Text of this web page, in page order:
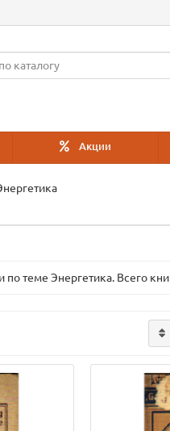
Акции
теме Энергетика. Всего